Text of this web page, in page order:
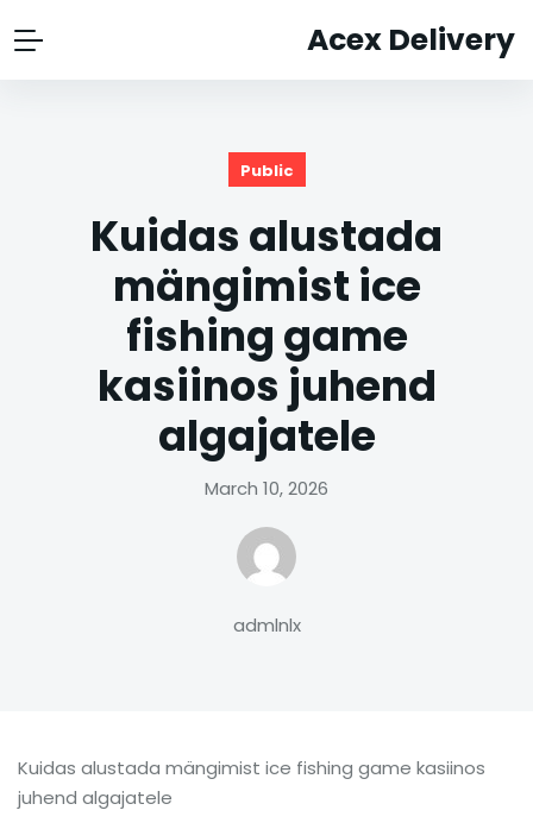
Acex Delivery
Public
Kuidas alustada
mängimist ice
fishing game
kasiinos juhend
algajatele
March 10, 2026
admlnlx
Kuidas alustada mängimist ice fishing game kasiinos
juhend algajatele